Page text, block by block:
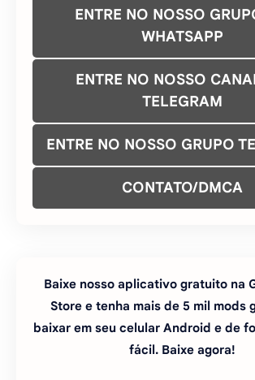
ENTRE NO NOSSO
WHATSAPP
ENTRE NO NOSSO
TELEGRAM
ENTRE NO NOSSO GRUPO
CONTATO/DMCA
Baixe nosso aplicativo gratuito na
Store e tenha mais de 5 mil mods
baixar em seu celular Android e de
fácil. Baixe agora!